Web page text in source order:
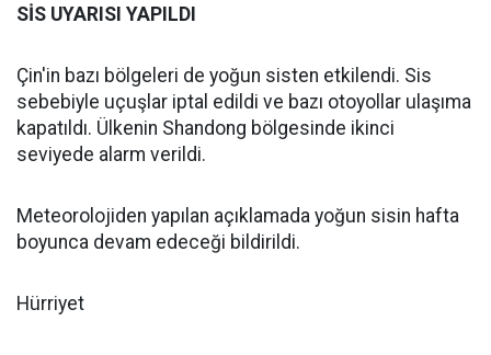
SİS UYARISI YAPILDI
Çin'in bazı bölgeleri de yoğun sisten etkilendi. Sis
sebebiyle uçuşlar iptal edildi ve bazı otoyollar ulaşıma
kapatıldı. Ülkenin Shandong bölgesinde ikinci
seviyede alarm verildi.
Meteorolojiden yapılan açıklamada yoğun sisin hafta
boyunca devam edeceği bildirildi.
Hürriyet